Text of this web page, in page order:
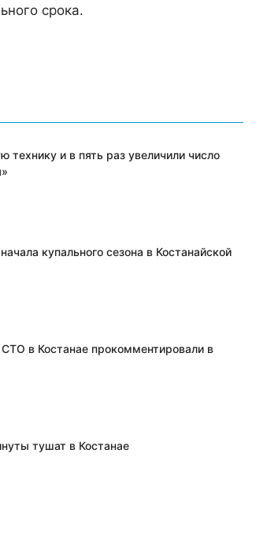
срока.
технику и в пять раз увеличили число
купального сезона в Костанайской
в Костанае прокомментировали в
тушат в Костанае